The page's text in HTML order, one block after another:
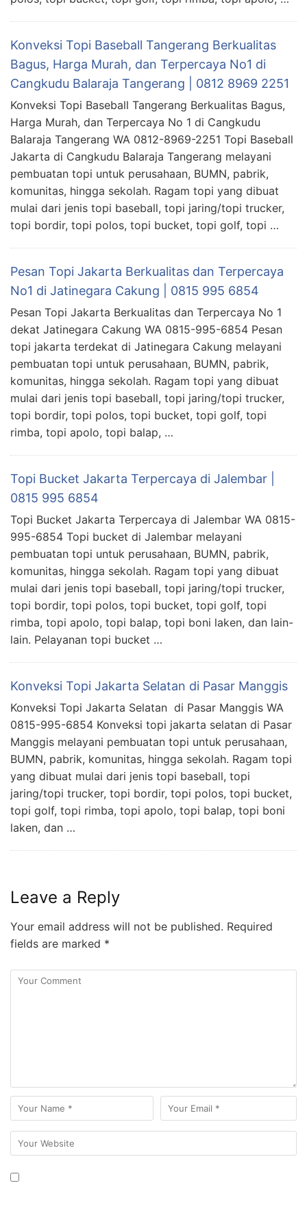
Konveksi Topi Baseball Tangerang Berkualitas
Bagus, Harga Murah, dan Terpercaya No1 di
Cangkudu Balaraja Tangerang | 0812 8969 2251
Konveksi Topi Baseball Tangerang Berkualitas Bagus,
Harga Murah, dan Terpercaya No 1 di Cangkudu
Balaraja Tangerang WA 0812-8969-2251 Topi Baseball
Jakarta di Cangkudu Balaraja Tangerang melayani
pembuatan topi untuk perusahaan, BUMN, pabrik,
komunitas, hingga sekolah. Ragam topi yang dibuat
mulai dari jenis topi baseball, topi jaring/topi trucker,
topi bordir, topi polos, topi bucket, topi golf, topi …
Pesan Topi Jakarta Berkualitas dan Terpercaya
No1 di Jatinegara Cakung | 0815 995 6854
Pesan Topi Jakarta Berkualitas dan Terpercaya No 1
dekat Jatinegara Cakung WA 0815-995-6854 Pesan
topi jakarta terdekat di Jatinegara Cakung melayani
pembuatan topi untuk perusahaan, BUMN, pabrik,
komunitas, hingga sekolah. Ragam topi yang dibuat
mulai dari jenis topi baseball, topi jaring/topi trucker,
topi bordir, topi polos, topi bucket, topi golf, topi
rimba, topi apolo, topi balap, …
Topi Bucket Jakarta Terpercaya di Jalembar |
0815 995 6854
Topi Bucket Jakarta Terpercaya di Jalembar WA 0815-
995-6854 Topi bucket di Jalembar melayani
pembuatan topi untuk perusahaan, BUMN, pabrik,
komunitas, hingga sekolah. Ragam topi yang dibuat
mulai dari jenis topi baseball, topi jaring/topi trucker,
topi bordir, topi polos, topi bucket, topi golf, topi
rimba, topi apolo, topi balap, topi boni laken, dan lain-
lain. Pelayanan topi bucket …
Konveksi Topi Jakarta Selatan di Pasar Manggis
Konveksi Topi Jakarta Selatan di Pasar Manggis WA
0815-995-6854 Konveksi topi jakarta selatan di Pasar
Manggis melayani pembuatan topi untuk perusahaan,
BUMN, pabrik, komunitas, hingga sekolah. Ragam topi
yang dibuat mulai dari jenis topi baseball, topi
jaring/topi trucker, topi bordir, topi polos, topi bucket,
topi golf, topi rimba, topi apolo, topi balap, topi boni
laken, dan …
Leave a Reply
Your email address will not be published. Required
fields are marked *